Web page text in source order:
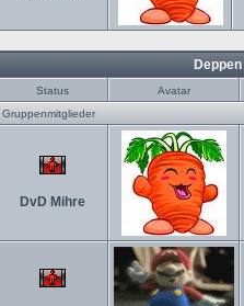
Status
Avatar
Gruppenmitglieder
DvD Mihre